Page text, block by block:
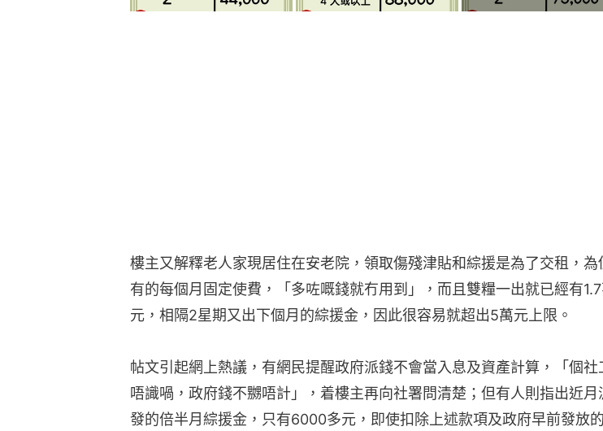
樓主又解釋老人家現居住在安老院，領取傷殘津貼和綜援是為了交租，為
有的每個月固定使費，「多咗嘅錢就冇用到」，而且雙糧一出就已經有
元，相隔2星期又出下個月的綜援金，因此很容易就超出5萬元上限。
帖文引起網上熱議，有網民提醒政府派錢不會當入息及資產計算，「個社
唔識喎，政府錢不嬲唔計」，着樓主再向社署問清楚；但有人則指出近月
發的倍半月綜援金，只有6000多元，即使扣除上述款項及政府早前發放